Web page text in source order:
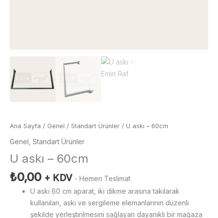
Ana Sayfa / Genel / Standart Ürünler / U askı – 60cm
Genel Standart Ürünler
U askı – 60cm
₺0,00 + KDV - Hemen Teslimat
U askı 60 cm aparat, iki dikme arasına takılarak
kullanılan, askı ve sergileme elemanlarının düzenli
şekilde yerleştirilmesini sağlayan dayanıklı bir mağaza